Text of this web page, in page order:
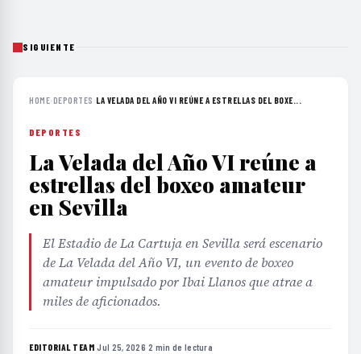
SIGUIENTE
HOME›DEPORTES ›LA VELADA DEL AÑO VI REÚNE A ESTRELLAS DEL BOXE...
DEPORTES
La Velada del Año VI reúne a
estrellas del boxeo amateur
en Sevilla
El Estadio de La Cartuja en Sevilla será escenario
de La Velada del Año VI, un evento de boxeo
amateur impulsado por Ibai Llanos que atrae a
miles de aficionados.
EDITORIAL TEAM·Jul 25, 2026·2 min de lectura·